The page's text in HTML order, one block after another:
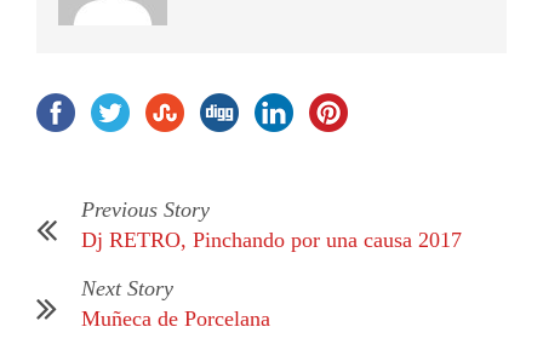
Previous Story
Dj RETRO, Pinchando por una causa 2017
Next Story
Muñeca de Porcelana